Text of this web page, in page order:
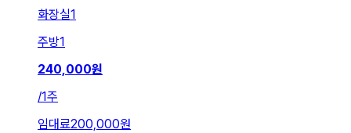
화장실1
주방1
240,000원
/1주
임대료200,000원